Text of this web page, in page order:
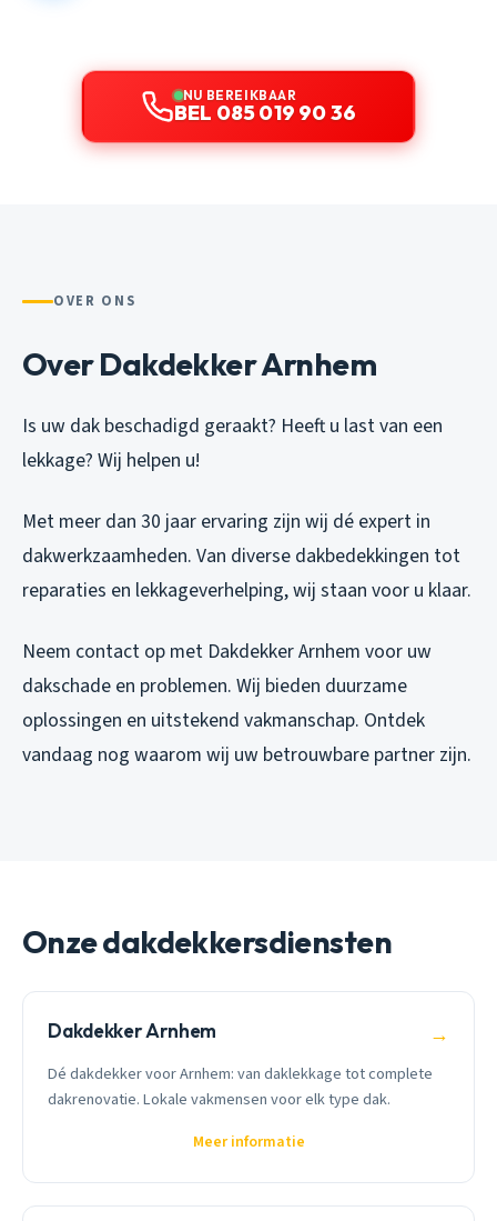
NU BEREIKBAAR
BEL 085 019 90 36
OVER ONS
Over Dakdekker Arnhem
Is uw dak beschadigd geraakt? Heeft u last van een
lekkage? Wij helpen u!
Met meer dan 30 jaar ervaring zijn wij dé expert in
dakwerkzaamheden. Van diverse dakbedekkingen tot
reparaties en lekkageverhelping, wij staan voor u klaar.
Neem contact op met Dakdekker Arnhem voor uw
dakschade en problemen. Wij bieden duurzame
oplossingen en uitstekend vakmanschap. Ontdek
vandaag nog waarom wij uw betrouwbare partner zijn.
Onze dakdekkersdiensten
Dakdekker Arnhem →
Dé dakdekker voor Arnhem: van daklekkage tot complete
dakrenovatie. Lokale vakmensen voor elk type dak.
Meer informatie